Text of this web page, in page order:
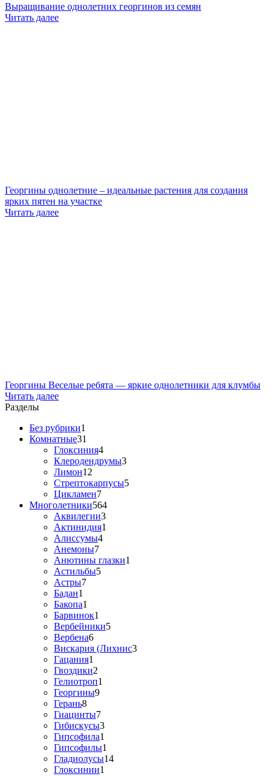
Выращивание однолетних георгинов из семян
Читать далее
Георгины однолетние – идеальные растения для создания
ярких пятен на участке
Читать далее
Георгины Веселые ребята — яркие однолетники для клумбы
Читать далее
Разделы
Без рубрики1
Комнатные31
Глоксиния4
Клеродендрумы3
Лимон12
Стрептокарпусы5
Цикламен7
Многолетники564
Аквилегии3
Актинидия1
Алиссумы4
Анемоны7
Анютины глазки1
Астильбы5
Астры7
Бадан1
Бакопа1
Барвинок1
Вербейники5
Вербена6
Вискария (Лихнис3
Гацания1
Гвоздики2
Гелиотроп1
Георгины9
Герань8
Гиацинты7
Гибискусы3
Гипсофила1
Гипсофилы1
Гладиолусы14
Глоксинии1